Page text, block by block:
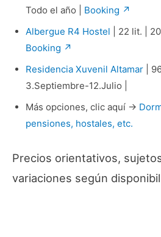
Todo el año | Booking ↗
Albergue R4 Hostel | 22 lit. |
Booking ↗
Residencia Xuvenil Altamar| 96
3.Septiembre-12.Julio |
Más opciones, clic aquí →
pensiones, hostales, etc.
Precios orientativos,
variaciones según